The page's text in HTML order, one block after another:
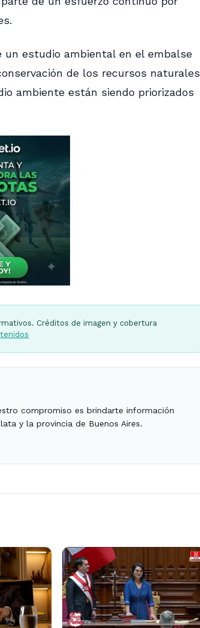
estudio ambiental en el embalse
de los recursos naturales
ambiente están siendo priorizados
Créditos de imagen y cobertura
compromiso es brindarte información
y la provincia de Buenos Aires.